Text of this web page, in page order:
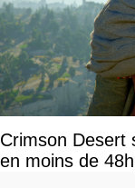
Crimson Desert
en moins de